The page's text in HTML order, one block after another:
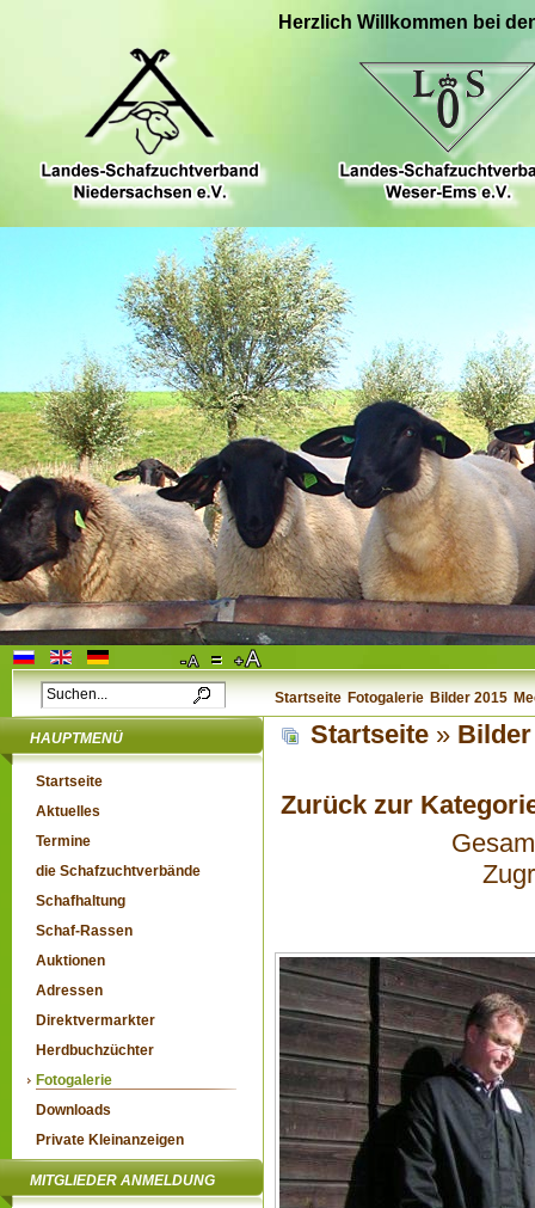
Herzlich Willkommen bei
Startseite Fotogalerie Bilder 2015
HAUPTMENÜ
Startseite
Aktuelles
Termine
die Schafzuchtverbände
Schafhaltung
Schaf-Rassen
Auktionen
Adressen
Direktvermarkter
Herdbuchzüchter
Fotogalerie
Downloads
Private Kleinanzeigen
MITGLIEDER ANMELDUNG
Startseite » Bilder
Zurück zur